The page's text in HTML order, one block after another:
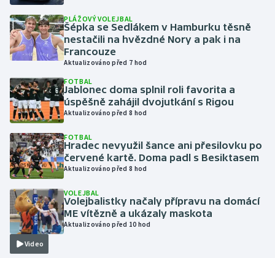
Krasobruslení
Lezení
Lyže a snowboard
Moderní pětiboj
Motorsport
Olympijské hry
Plavání
Plážový volejbal
PLÁŽOVÝ VOLEJBAL
Šépka se Sedlákem v Hamburku těsně
nestačili na hvězdné Nory a pak i na
Francouze
Aktualizováno před 7 hod
FOTBAL
Jablonec doma splnil roli favorita a
úspěšně zahájil dvojutkání s Rigou
Aktualizováno před 8 hod
FOTBAL
Hradec nevyužil šance ani přesilovku po
červené kartě. Doma padl s Besiktasem
Aktualizováno před 8 hod
Video
VOLEJBAL
Volejbalistky načaly přípravu na domácí
ME vítězně a ukázaly maskota
Aktualizováno před 10 hod